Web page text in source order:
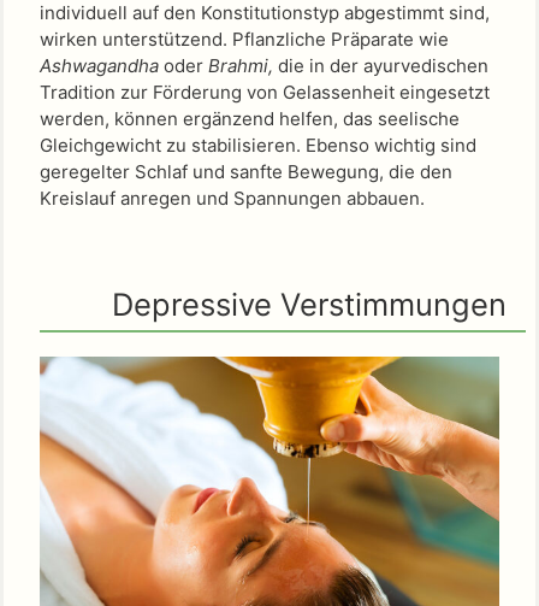
individuell auf den Konstitutionstyp abgestimmt sind,
wirken unterstützend. Pflanzliche Präparate wie
Ashwagandha oder Brahmi, die in der ayurvedischen
Tradition zur Förderung von Gelassenheit eingesetzt
werden, können ergänzend helfen, das seelische
Gleichgewicht zu stabilisieren. Ebenso wichtig sind
geregelter Schlaf und sanfte Bewegung, die den
Kreislauf anregen und Spannungen abbauen.
Depressive Verstimmungen